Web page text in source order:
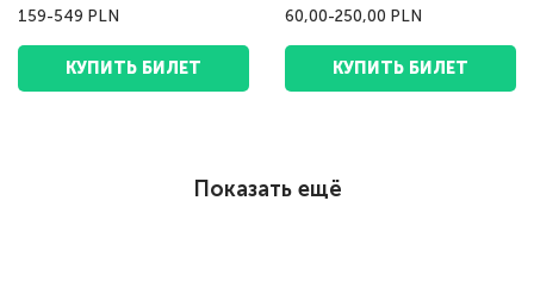
159-549 PLN
КУПИТЬ БИЛЕТ
60,00-250,00 PLN
КУПИТЬ БИЛЕТ
Показать ещё